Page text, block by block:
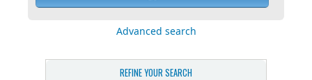
Advanced search
REFINE YOUR SEARCH